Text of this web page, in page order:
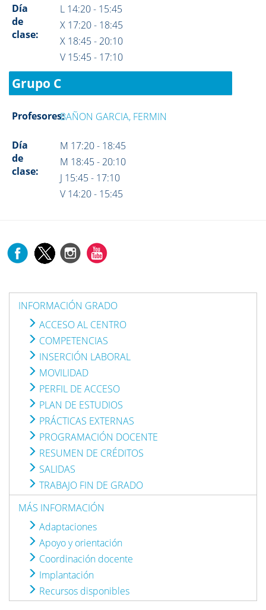
Día
de
clase:
L 14:20 - 15:45
X 17:20 - 18:45
X 18:45 - 20:10
V 15:45 - 17:10
Grupo C
Profesores:BAÑON GARCIA, FERMIN
Día
de
clase:
M 17:20 - 18:45
M 18:45 - 20:10
J 15:45 - 17:10
V 14:20 - 15:45
INFORMACIÓN GRADO
ACCESO AL CENTRO
COMPETENCIAS
INSERCIÓN LABORAL
MOVILIDAD
PERFIL DE ACCESO
PLAN DE ESTUDIOS
PRÁCTICAS EXTERNAS
PROGRAMACIÓN DOCENTE
RESUMEN DE CRÉDITOS
SALIDAS
TRABAJO FIN DE GRADO
MÁS INFORMACIÓN
Adaptaciones
Apoyo y orientación
Coordinación docente
Implantación
Recursos disponibles